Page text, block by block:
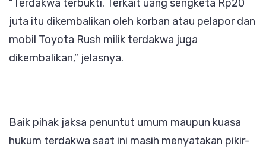
“Terdakwa terbukti. Terkait uang sengketa Rp20
juta itu dikembalikan oleh korban atau pelapor dan
mobil Toyota Rush milik terdakwa juga
dikembalikan,” jelasnya.
Baik pihak jaksa penuntut umum maupun kuasa
hukum terdakwa saat ini masih menyatakan pikir-